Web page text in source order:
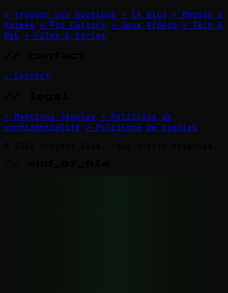
> trouver une boutique > le blog > Mangas &
Animés
> Pop Culture > Jeux Vidéos
> Tech &
Web > Films & Séries
> Contact
> Mentions légales
> Politique de
confidentialité > Politique de cookies